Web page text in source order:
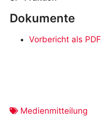
Dokumente
Vorbericht als PDF
Medienmitteilung